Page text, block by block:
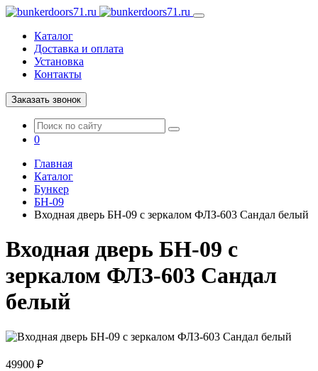
Каталог
Доставка и оплата
Установка
Контакты
Заказать звонок
0
Главная
Каталог
Бункер
БН-09
Входная дверь БН-09 с зеркалом ФЛЗ-603 Сандал белый
Входная дверь БН-09 с
зеркалом ФЛЗ-603 Сандал
белый
49900 ₽